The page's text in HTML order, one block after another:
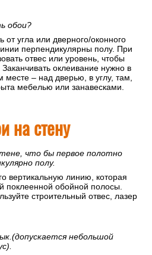
обои?
от угла или дверного/оконного
перпендикулярны полу. При
отвес или уровень, чтобы
оклеивание нужно в
месте – над дверью, в углу, там,
мебелью или занавесками.
на стену
что бы первое полотно
полу.
вертикальную линию, которая
поклеенной обойной полосы.
строительный отвес, лазер
небольшой